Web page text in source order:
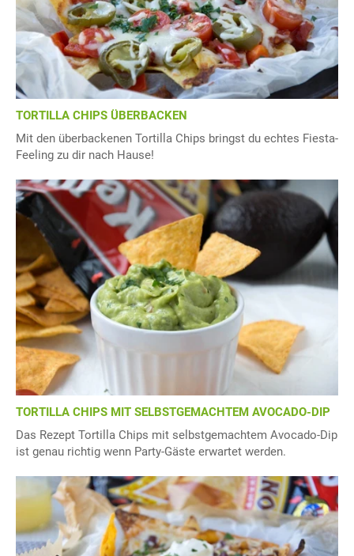
TORTILLA CHIPS ÜBERBACKEN
Mit den überbackenen Tortilla Chips bringst du echtes Fiesta-
Feeling zu dir nach Hause!
TORTILLA CHIPS MIT SELBSTGEMACHTEM AVOCADO-DIP
Das Rezept Tortilla Chips mit selbstgemachtem Avocado-Dip
ist genau richtig wenn Party-Gäste erwartet werden.